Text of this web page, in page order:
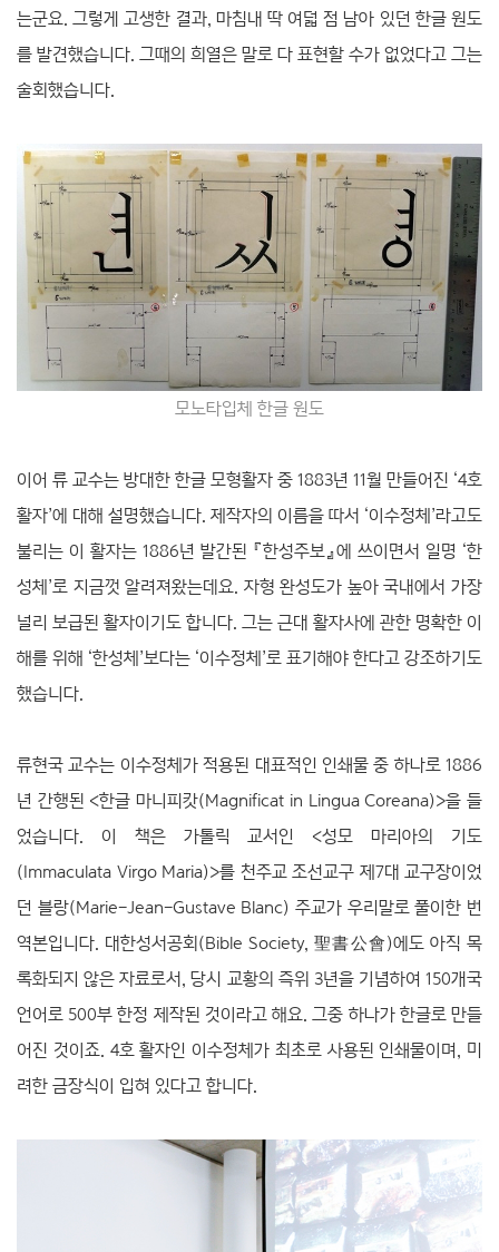
는군요. 그렇게 고생한 결과, 마침내 딱 여덟 점 남아 있던 한글 원도
를 발견했습니다. 그때의 희열은 말로 다 표현할 수가 없었다고 그는
술회했습니다.
모노타입체 한글 원도
이어 류 교수는 방대한 한글 모형활자 중 1883년 11월 만들어진 ‘4호
활자’에 대해 설명했습니다. 제작자의 이름을 따서 ‘이수정체’라고도
불리는 이 활자는 1886년 발간된 『한성주보』에 쓰이면서 일명 ‘한
성체’로 지금껏 알려져왔는데요. 자형 완성도가 높아 국내에서 가장
널리 보급된 활자이기도 합니다. 그는 근대 활자사에 관한 명확한 이
해를 위해 ‘한성체’보다는 ‘이수정체’로 표기해야 한다고 강조하기도
했습니다.
류현국 교수는 이수정체가 적용된 대표적인 인쇄물 중 하나로 1886
년 간행된 <한글 마니피캇(Magnificat in Lingua Coreana)>을 들
었습니다. 이 책은 가톨릭 교서인 <성모 마리아의 기도
(Immaculata Virgo Maria)>를 천주교 조선교구 제7대 교구장이었
던 블랑(Marie-Jean-Gustave Blanc) 주교가 우리말로 풀이한 번
역본입니다. 대한성서공회(Bible Society, 聖書公會)에도 아직 목
록화되지 않은 자료로서, 당시 교황의 즉위 3년을 기념하여 150개국
언어로 500부 한정 제작된 것이라고 해요. 그중 하나가 한글로 만들
어진 것이죠. 4호 활자인 이수정체가 최초로 사용된 인쇄물이며, 미
려한 금장식이 입혀 있다고 합니다.